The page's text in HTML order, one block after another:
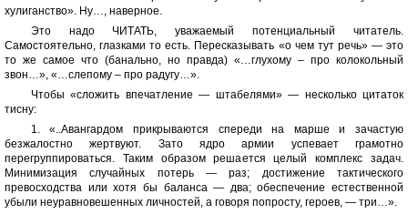
хулиганство». Ну…, наверное.
Это надо ЧИТАТЬ, уважаемый потенциальный читатель.
Самостоятельно, глазками то есть. Пересказывать «о чем тут речь» — это
то же самое что (банально, но правда) «…глухому – про колокольный
звон…», «…слепому – про радугу…».
Чтобы «сложить впечатление — штабелями» — несколько цитаток
тисну:
1. «..Авангардом прикрываются спереди на марше и зачастую
безжалостно жертвуют. Зато ядро армии успевает грамотно
перегруппироваться. Таким образом решается целый комплекс задач.
Минимизация случайных потерь — раз; достижение тактического
превосходства или хотя бы баланса — два; обеспечение естественной
убыли неуравновешенных личностей, а говоря попросту, героев, — три…».